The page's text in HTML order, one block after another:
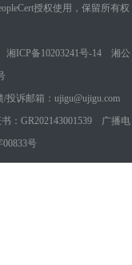
授权使用，保留所有权
湘ICP备10203241号-14
湘公
诉邮箱：ujigu@ujigu.com
：GR202143001539 广播电
号